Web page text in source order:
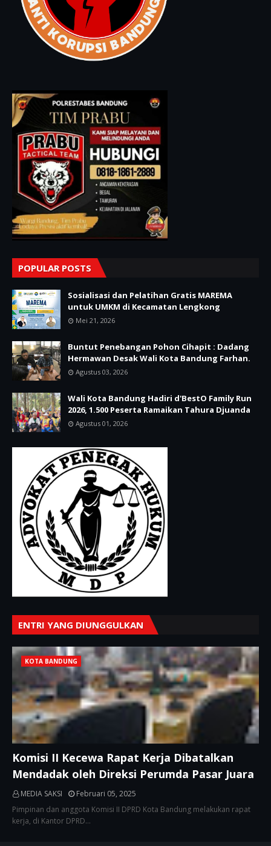
POPULAR POSTS
Sosialisasi dan Pelatihan Gratis MAREMA
untuk UMKM di Kecamatan Lengkong
Mei 21, 2026
Buntut Penebangan Pohon Cihapit : Dadang
Hermawan Desak Wali Kota Bandung Farhan.
Agustus 03, 2026
Wali Kota Bandung Hadiri d'BestO Family Run
2026, 1.500 Peserta Ramaikan Tahura Djuanda
Agustus 01, 2026
ENTRI YANG DIUNGGULKAN
KOTA BANDUNG
Komisi II Kecewa Rapat Kerja Dibatalkan
Mendadak oleh Direksi Perumda Pasar Juara
MEDIA SAKSI
Februari 05, 2025
Pimpinan dan anggota Komisi II DPRD Kota Bandung melakukan rapat
kerja, di Kantor DPRD…